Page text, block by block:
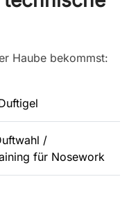
Haube bekommst:
/
für Nosework